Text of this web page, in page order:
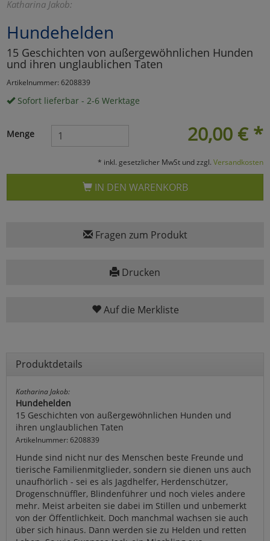
Katharina Jakob:
Hundehelden
15 Geschichten von außergewöhnlichen Hunden
und ihren unglaublichen Taten
Artikelnummer: 6208839
Sofort lieferbar - 2-6 Werktage
20,00 € *
Menge
* inkl. gesetzlicher MwSt und zzgl. Versandkosten
IN DEN WARENKORB
Fragen zum Produkt
Drucken
Auf die Merkliste
Produktdetails
Katharina Jakob:
Hundehelden
15 Geschichten von außergewöhnlichen Hunden und
ihren unglaublichen Taten
Artikelnummer: 6208839
Hunde sind nicht nur des Menschen beste Freunde und
tierische Familienmitglieder, sondern sie dienen uns auch
unaufhörlich - sei es als Jagdhelfer, Herdenschützer,
Drogenschnüffler, Blindenführer und noch vieles andere
mehr. Meist arbeiten sie dabei im Stillen und unbemerkt
von der Öffentlichkeit. Doch manchmal wachsen sie auch
über sich hinaus. Dann werden sie zu Helden und retten
Umfragetools
Cookies
Alle Akzeptieren
Cookies
Einstellungen speichern